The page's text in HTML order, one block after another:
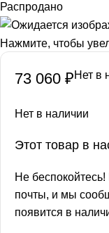
Распродано
Нажмите, чтобы
73 060 ₽Нет в
Нет в наличии
Этот товар в
Не
почты, и мы
появится в